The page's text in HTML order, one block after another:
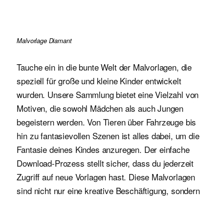
Malvorlage Diamant
Tauche ein in die bunte Welt der Malvorlagen, die
speziell für große und kleine Kinder entwickelt
wurden. Unsere Sammlung bietet eine Vielzahl von
Motiven, die sowohl Mädchen als auch Jungen
begeistern werden. Von Tieren über Fahrzeuge bis
hin zu fantasievollen Szenen ist alles dabei, um die
Fantasie deines Kindes anzuregen. Der einfache
Download-Prozess stellt sicher, dass du jederzeit
Zugriff auf neue Vorlagen hast. Diese Malvorlagen
sind nicht nur eine kreative Beschäftigung, sondern